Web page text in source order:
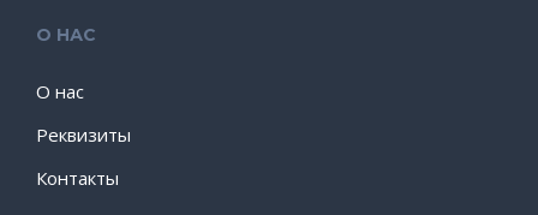
О НАС
О нас
Реквизиты
Контакты